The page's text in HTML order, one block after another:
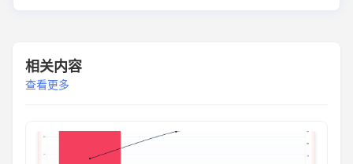
相关内容
查看更多